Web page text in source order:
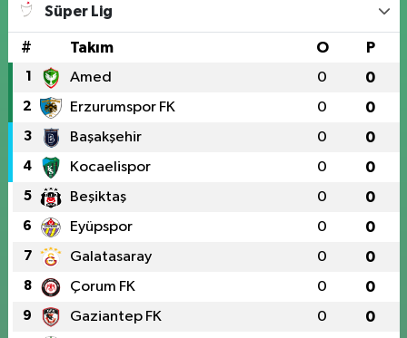
Süper Lig
# Takım O P
1 Amed 0 0
2 Erzurumspor FK 0 0
3 Başakşehir 0 0
4 Kocaelispor 0 0
5 Beşiktaş 0 0
6 Eyüpspor 0 0
7 Galatasaray 0 0
8 Çorum FK 0 0
9 Gaziantep FK 0 0